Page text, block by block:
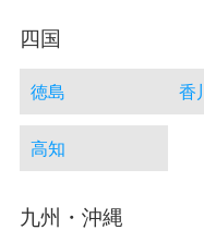
四国
徳島 香
高知
九州・沖縄